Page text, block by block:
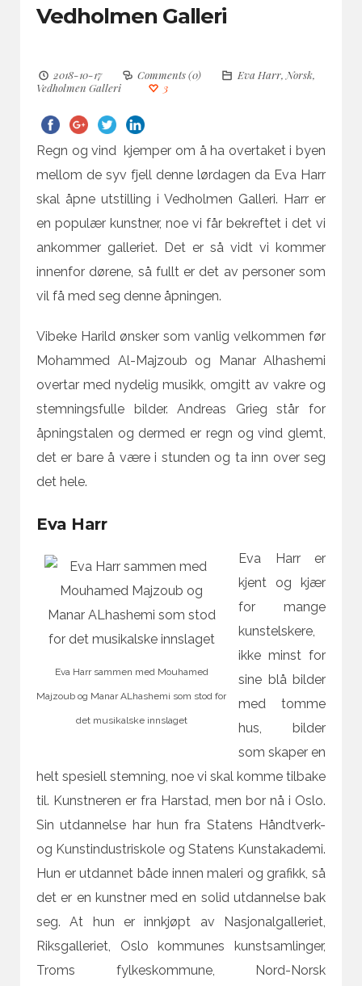
Vedholmen Galleri
2018-10-17 Comments (0) Eva Harr, Norsk,
Vedholmen Galleri
3
Regn og vind kjemper om å ha overtaket i byen
mellom de syv fjell denne lørdagen da Eva Harr
skal åpne utstilling i Vedholmen Galleri. Harr er
en populær kunstner, noe vi får bekreftet i det vi
ankommer galleriet. Det er så vidt vi kommer
innenfor dørene, så fullt er det av personer som
vil få med seg denne åpningen.
Vibeke Harild ønsker som vanlig velkommen før
Mohammed Al-Majzoub og Manar Alhashemi
overtar med nydelig musikk, omgitt av vakre og
stemningsfulle bilder. Andreas Grieg står for
åpningstalen og dermed er regn og vind glemt,
det er bare å være i stunden og ta inn over seg
det hele.
Eva Harr
Eva Harr sammen med Mouhamed
Majzoub og Manar ALhashemi som stod for
det musikalske innslaget
Eva Harr er
kjent og kjær
for mange
kunstelskere,
ikke minst for
sine blå bilder
med tomme
hus, bilder
som skaper en
helt spesiell stemning, noe vi skal komme tilbake
til. Kunstneren er fra Harstad, men bor nå i Oslo.
Sin utdannelse har hun fra Statens Håndtverk-
og Kunstindustriskole og Statens Kunstakademi.
Hun er utdannet både innen maleri og grafikk, så
det er en kunstner med en solid utdannelse bak
seg. At hun er innkjøpt av Nasjonalgalleriet,
Riksgalleriet, Oslo kommunes kunstsamlinger,
Troms fylkeskommune, Nord-Norsk